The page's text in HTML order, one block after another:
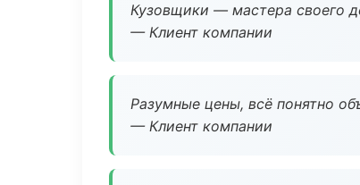
Кузовщики — мастера своего
— Клиент компании
Разумные цены, всё понятно
— Клиент компании